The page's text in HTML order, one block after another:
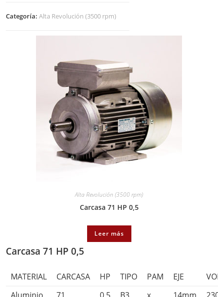
Categoría:Alta Revolución (3500 rpm)
Alta Revolución (3500 rpm)
Carcasa 71 HP 0,5
Leer más
Carcasa 71 HP 0,5
MATERIAL CARCASA HP TIPO PAM EJE